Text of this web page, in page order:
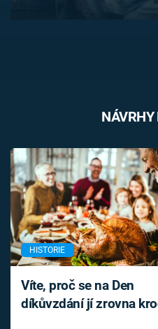
NÁVRHY
HISTORIE
Víte, proč se na Den
díkůvzdání jí zrovna